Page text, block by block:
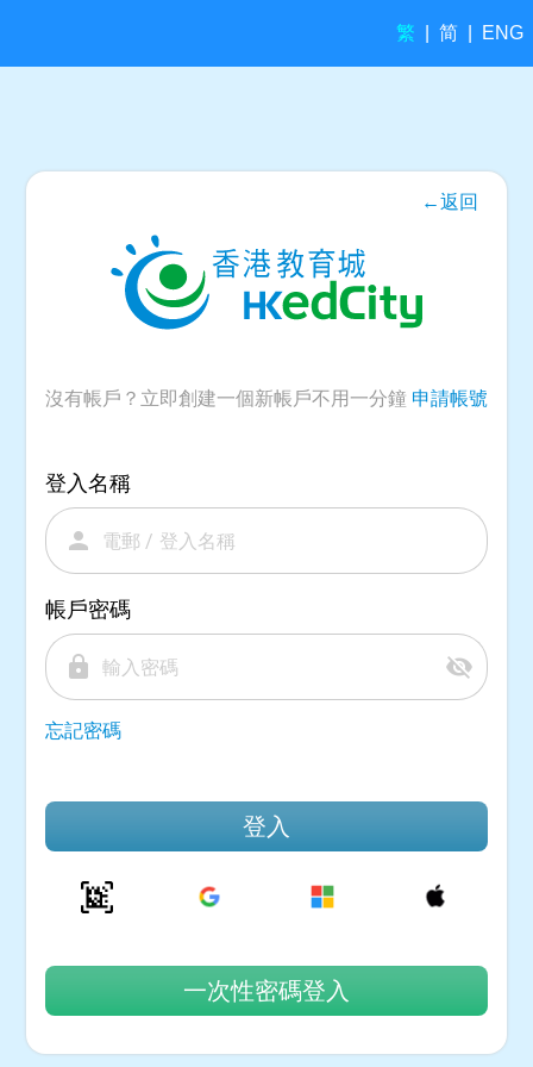
繁 简 ENG
←返回
沒有帳戶？立即創建一個新帳戶不用一分鐘 申請帳號
登入名稱
person
帳戶密碼
lock visibility_off
忘記密碼